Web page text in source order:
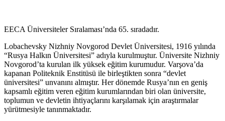
EECA Üniversiteler Sıralaması’nda 65. sıradadır.
Lobachevsky Nizhniy Novgorod Devlet Üniversitesi, 1916 yılında
“Rusya Halkın Üniversitesi” adıyla kurulmuştur. Üniversite Nizhniy
Novgorod’ta kurulan ilk yüksek eğitim kurumudur. Varşova’da
kapanan Politeknik Enstitüsü ile birleştikten sonra “devlet
üniversitesi” unvanını almıştır. Her dönemde Rusya’nın en geniş
kapsamlı eğitim veren eğitim kurumlarından biri olan üniversite,
toplumun ve devletin ihtiyaçlarını karşılamak için araştırmalar
yürütmesiyle tanınmaktadır.